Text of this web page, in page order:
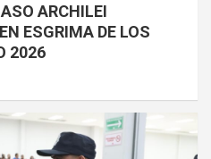
ARCHILEI
ESGRIMA DE LOS
2026